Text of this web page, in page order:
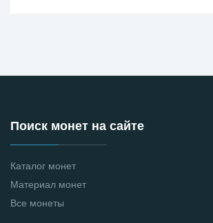
Поиск монет на сайте
Каталог монет
Материал монет
Все монеты